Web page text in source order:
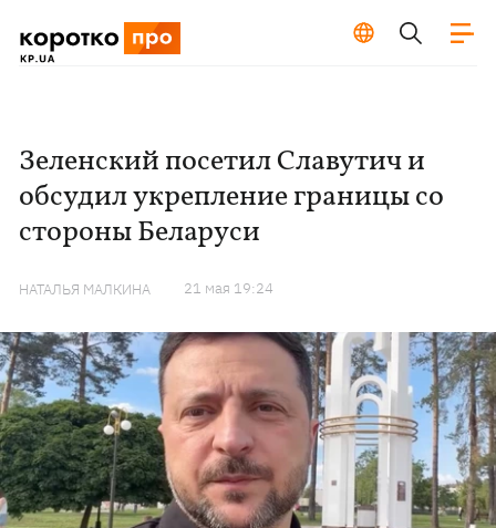
Зеленский посетил Славутич и
обсудил укрепление границы со
стороны Беларуси
НАТАЛЬЯ МАЛКИНА 21 мая 19:24